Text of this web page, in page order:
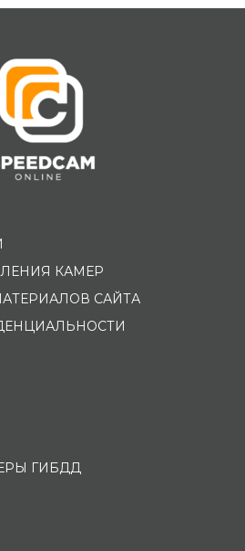
КАМЕР
САЙТА
ГИБДД